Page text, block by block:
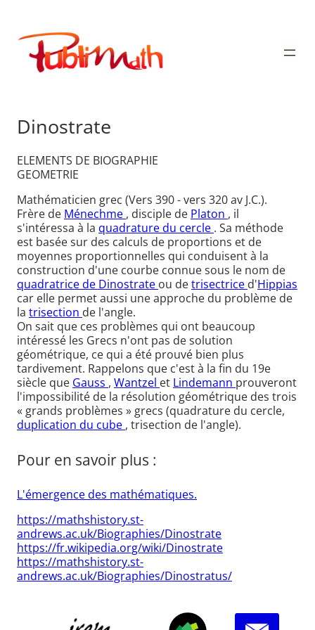
contenu
Publimath
Dinostrate
ELEMENTS DE BIOGRAPHIE
GEOMETRIE
Mathématicien grec (Vers 390 - vers 320 av J.C.).
Frère de Ménechme , disciple de Platon , il
s'intéressa à la quadrature du cercle . Sa méthode
est basée sur des calculs de proportions et de
moyennes proportionnelles qui conduisent à la
construction d'une courbe connue sous le nom de
quadratrice de Dinostrate ou detrisectrice d'Hippias
car elle permet aussi une approche du problème de
la trisection de l'angle.
On sait que ces problèmes qui ont beaucoup
intéressé les Grecs n'ont pas de solution
géométrique, ce qui a été prouvé bien plus
tardivement. Rappelons que c'est à la fin du 19e
siècle que Gauss , Wantzel et Lindemann prouveront
l'impossibilité de la résolution géométrique des trois
« grands problèmes » grecs (quadrature du cercle,
duplication du cube , trisection de l'angle).
Pour en savoir plus :
L'émergence des mathématiques.
https://mathshistory.st-
andrews.ac.uk/Biographies/Dinostrate
https://fr.wikipedia.org/wiki/Dinostrate
https://mathshistory.st-
andrews.ac.uk/Biographies/Dinostratus/